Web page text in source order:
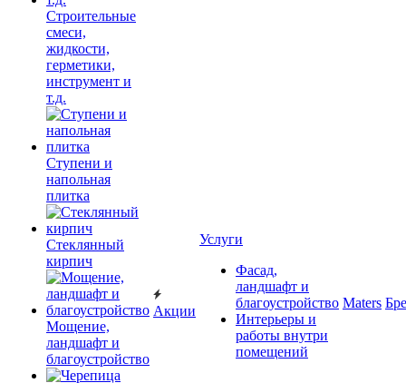
Строительные
смеси,
жидкости,
герметики,
инструмент и
т.д.
Ступени и
напольная
плитка
Cтеклянный
кирпич
Мощение,
ландшафт и
благоустройство
Акции
Услуги
Фасад,
ландшафт и
благоустройство
Интерьеры и
работы внутри
помещений
Maters